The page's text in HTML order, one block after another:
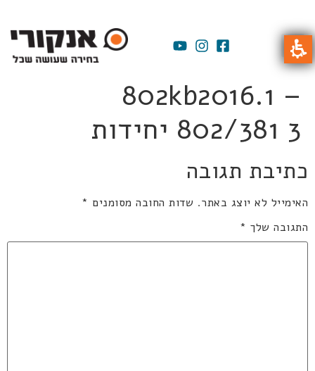
802kb2016.1 –
802/381 3 יחידות
כתיבת תגובה
האימייל לא יוצג באתר. שדות החובה מסומנים *
התגובה שלך *